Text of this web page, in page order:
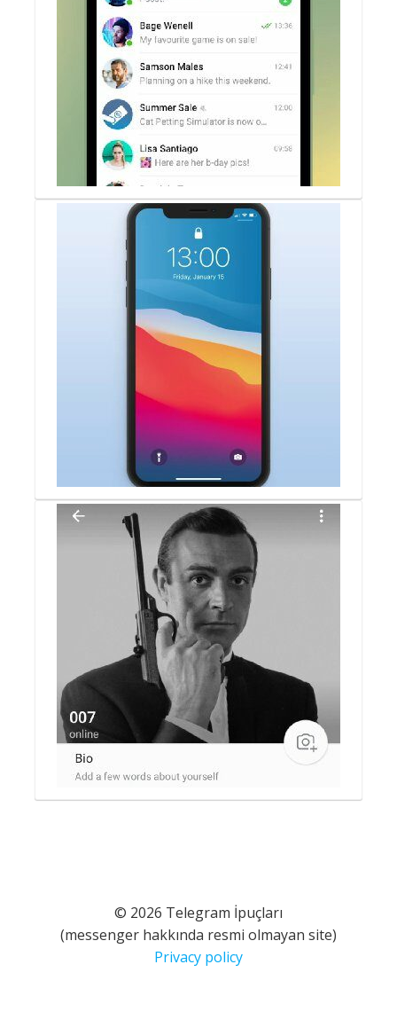
© 2026 Telegram İpuçları
(messenger hakkında resmi olmayan site)
Privacy policy